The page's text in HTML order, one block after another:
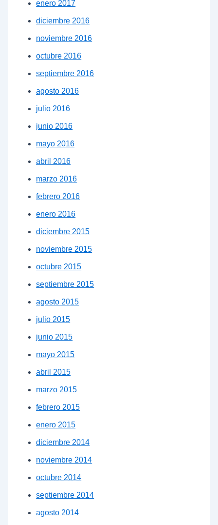
enero 2017
diciembre 2016
noviembre 2016
octubre 2016
septiembre 2016
agosto 2016
julio 2016
junio 2016
mayo 2016
abril 2016
marzo 2016
febrero 2016
enero 2016
diciembre 2015
noviembre 2015
octubre 2015
septiembre 2015
agosto 2015
julio 2015
junio 2015
mayo 2015
abril 2015
marzo 2015
febrero 2015
enero 2015
diciembre 2014
noviembre 2014
octubre 2014
septiembre 2014
agosto 2014